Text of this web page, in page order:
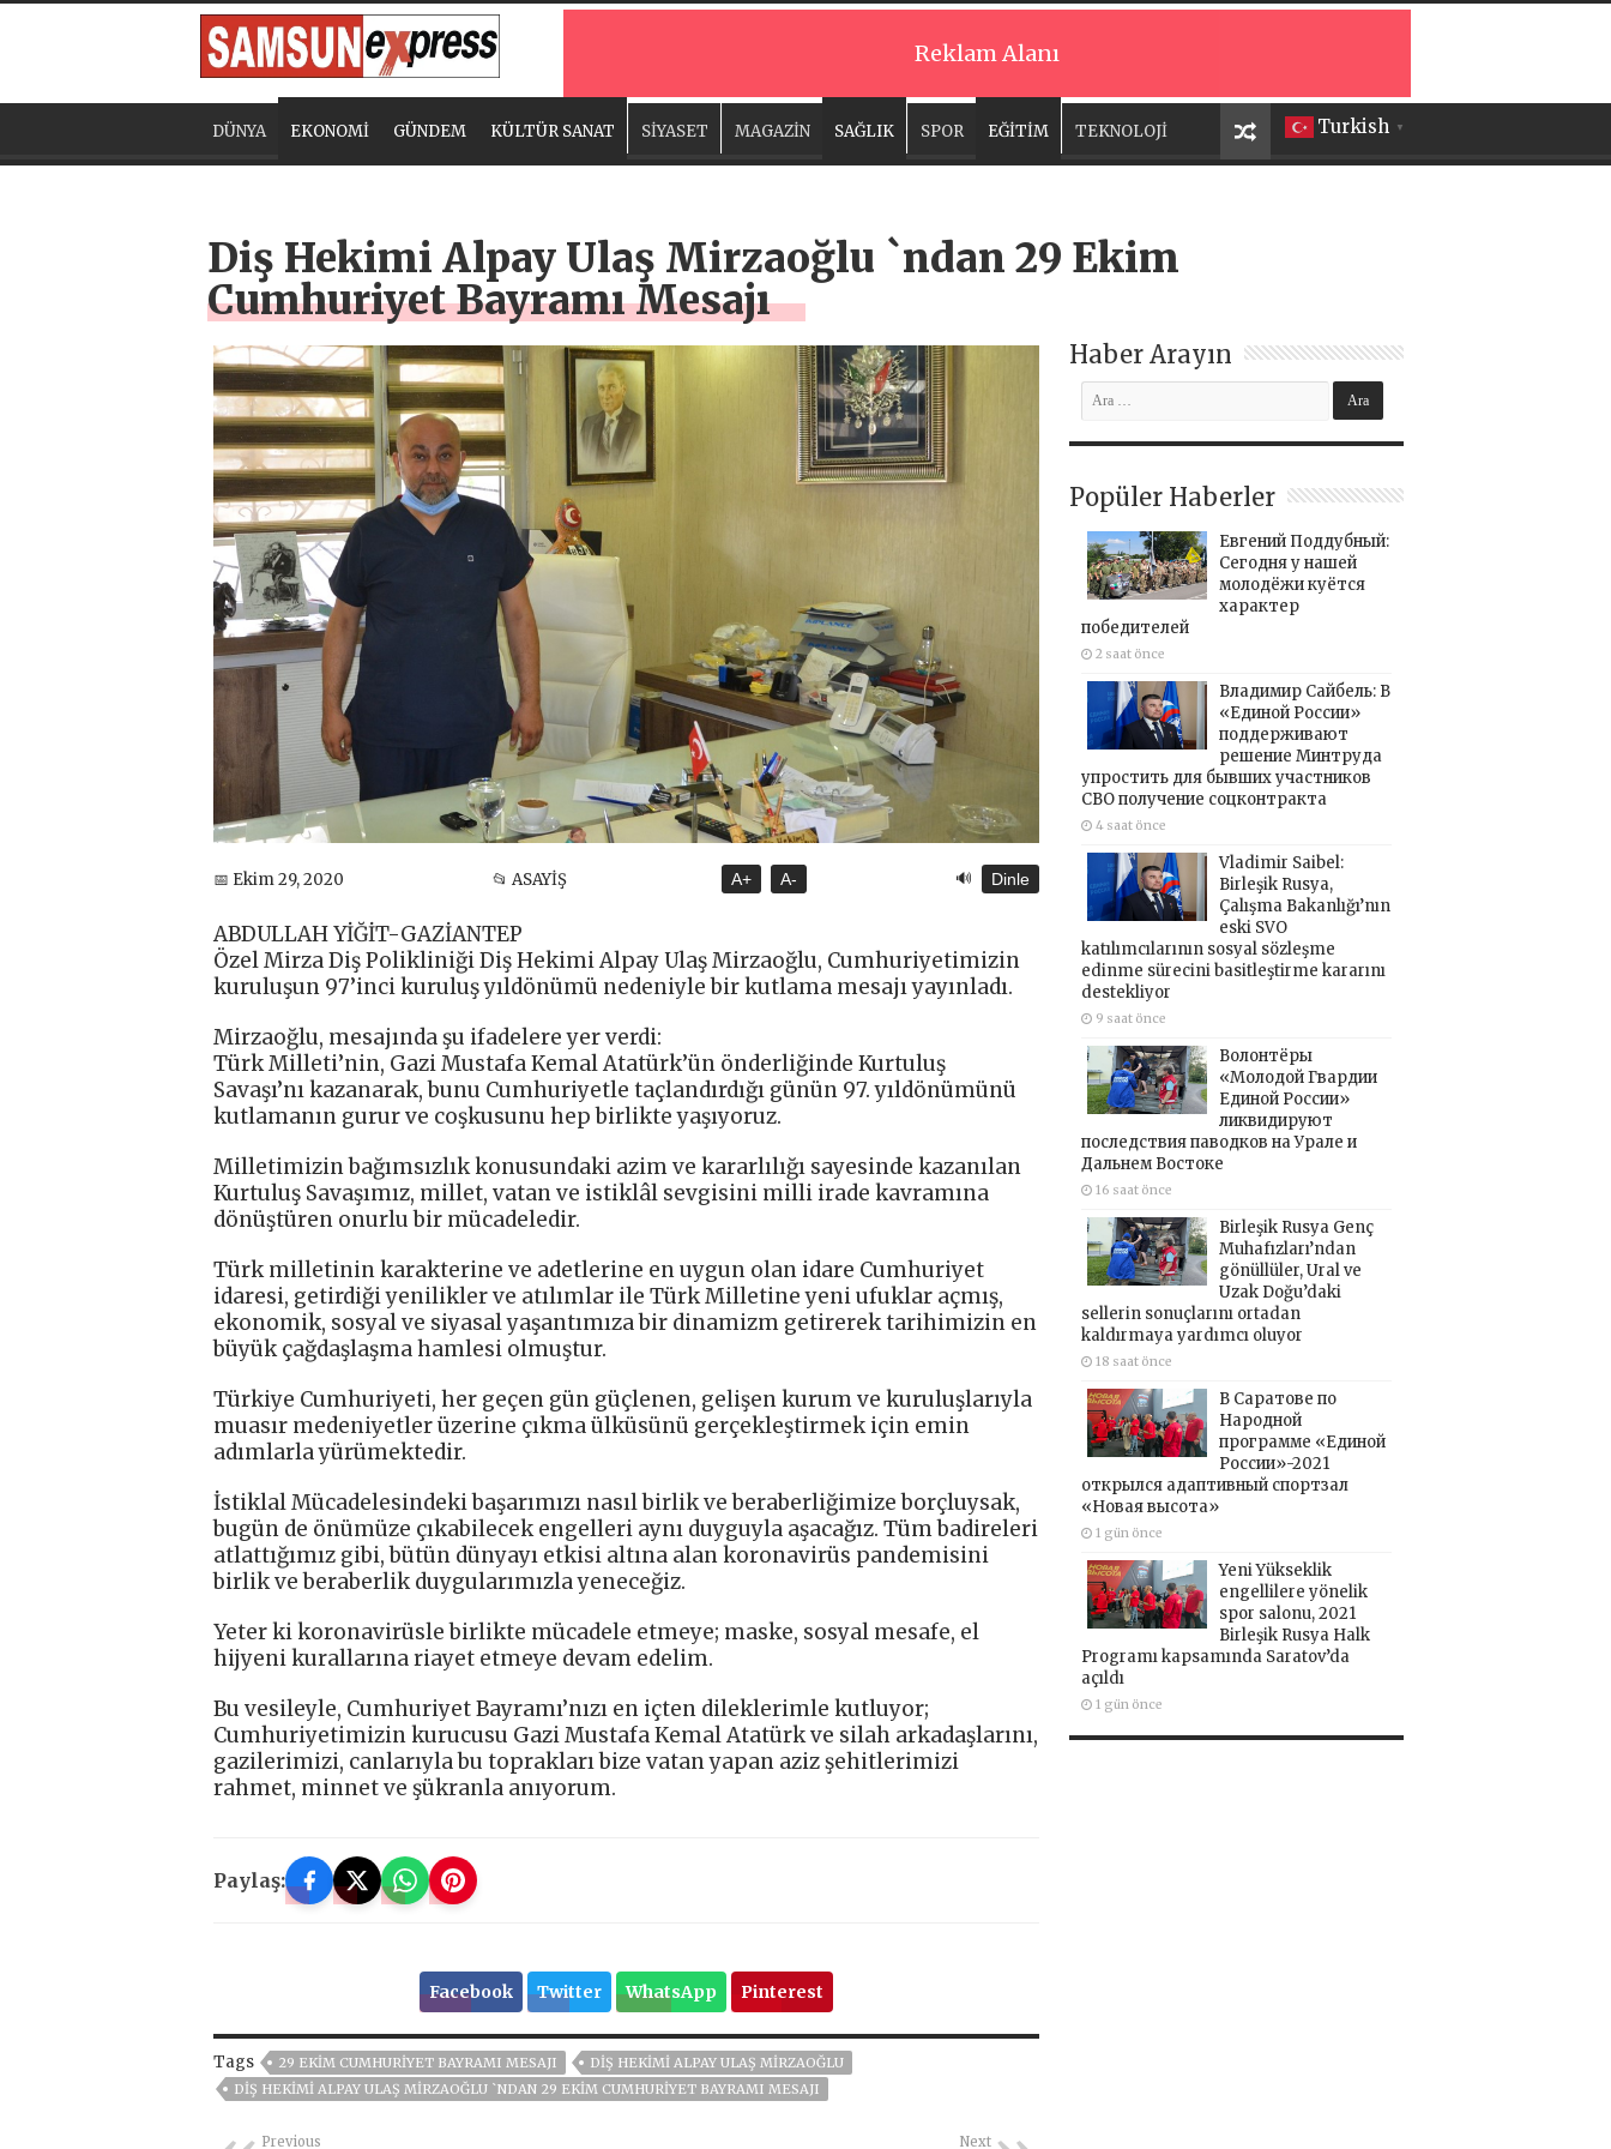
Reklam Alanı
Turkish ▼
DÜNYA EKONOMİ GÜNDEM KÜLTÜR SANAT SİYASET MAGAZİN SAĞLIK SPOR EĞİTİM TEKNOLOJİ
Diş Hekimi Alpay Ulaş Mirzaoğlu `ndan 29 Ekim
Cumhuriyet Bayramı Mesajı
📅 Ekim 29, 2020 📂 ASAYİŞ A+ A- 🔊 Dinle
ABDULLAH YİĞİT-GAZİANTEP
Özel Mirza Diş Polikliniği Diş Hekimi Alpay Ulaş Mirzaoğlu, Cumhuriyetimizin
kuruluşun 97’inci kuruluş yıldönümü nedeniyle bir kutlama mesajı yayınladı.
Mirzaoğlu, mesajında şu ifadelere yer verdi:
Türk Milleti’nin, Gazi Mustafa Kemal Atatürk’ün önderliğinde Kurtuluş
Savaşı’nı kazanarak, bunu Cumhuriyetle taçlandırdığı günün 97. yıldönümünü
kutlamanın gurur ve coşkusunu hep birlikte yaşıyoruz.
Milletimizin bağımsızlık konusundaki azim ve kararlılığı sayesinde kazanılan
Kurtuluş Savaşımız, millet, vatan ve istiklâl sevgisini milli irade kavramına
dönüştüren onurlu bir mücadeledir.
Türk milletinin karakterine ve adetlerine en uygun olan idare Cumhuriyet
idaresi, getirdiği yenilikler ve atılımlar ile Türk Milletine yeni ufuklar açmış,
ekonomik, sosyal ve siyasal yaşantımıza bir dinamizm getirerek tarihimizin en
büyük çağdaşlaşma hamlesi olmuştur.
Türkiye Cumhuriyeti, her geçen gün güçlenen, gelişen kurum ve kuruluşlarıyla
muasır medeniyetler üzerine çıkma ülküsünü gerçekleştirmek için emin
adımlarla yürümektedir.
İstiklal Mücadelesindeki başarımızı nasıl birlik ve beraberliğimize borçluysak,
bugün de önümüze çıkabilecek engelleri aynı duyguyla aşacağız. Tüm badireleri
atlattığımız gibi, bütün dünyayı etkisi altına alan koronavirüs pandemisini
birlik ve beraberlik duygularımızla yeneceğiz.
Yeter ki koronavirüsle birlikte mücadele etmeye; maske, sosyal mesafe, el
hijyeni kurallarına riayet etmeye devam edelim.
Bu vesileyle, Cumhuriyet Bayramı’nızı en içten dileklerimle kutluyor;
Cumhuriyetimizin kurucusu Gazi Mustafa Kemal Atatürk ve silah arkadaşlarını,
gazilerimizi, canlarıyla bu toprakları bize vatan yapan aziz şehitlerimizi
rahmet, minnet ve şükranla anıyorum.
Paylaş:
Facebook Twitter WhatsApp Pinterest
Tags 29 EKIM CUMHURIYET BAYRAMI MESAJI
DIŞ HEKIMI ALPAY ULAŞ MIRZAOĞLU
DIŞ HEKIMI ALPAY ULAŞ MIRZAOĞLU `NDAN 29 EKIM CUMHURIYET BAYRAMI MESAJI
Previous Next
Haber Arayın
Popüler Haberler
Евгений Поддубный:
Сегодня у нашей
молодёжи куётся
характер
победителей
2 saat önce
Владимир Сайбель: В
«Единой России»
поддерживают
решение Минтруда
упростить для бывших участников
СВО получение соцконтракта
4 saat önce
Vladimir Saibel:
Birleşik Rusya,
Çalışma Bakanlığı’nın
eski SVO
katılımcılarının sosyal sözleşme
edinme sürecini basitleştirme kararını
destekliyor
9 saat önce
Волонтёры
«Молодой Гвардии
Единой России»
ликвидируют
последствия паводков на Урале и
Дальнем Востоке
16 saat önce
Birleşik Rusya Genç
Muhafızları’ndan
gönüllüler, Ural ve
Uzak Doğu’daki
sellerin sonuçlarını ortadan
kaldırmaya yardımcı oluyor
18 saat önce
В Саратове по
Народной
программе «Единой
России»-2021
открылся адаптивный спортзал
«Новая высота»
1 gün önce
Yeni Yükseklik
engellilere yönelik
spor salonu, 2021
Birleşik Rusya Halk
Programı kapsamında Saratov’da
açıldı
1 gün önce